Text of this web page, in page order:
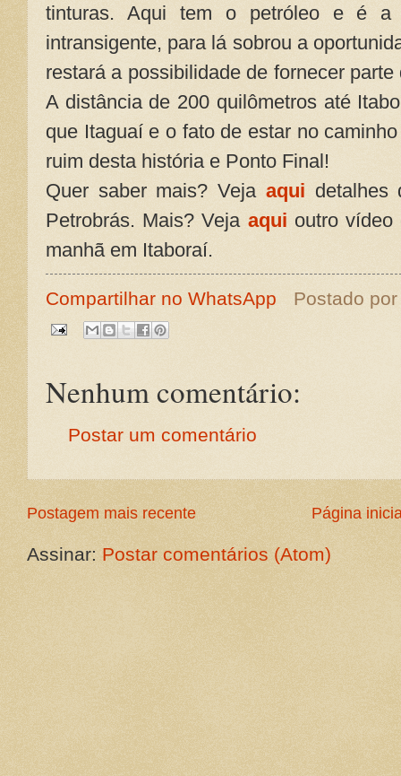
tinturas. Aqui tem o petróleo e é a
intransigente, para lá sobrou a
restará a possibilidade de fornecer
A distância de 200 quilômetros até
que Itaguaí e o fato de estar no
ruim desta história e Ponto Final!
Quer saber mais? Veja aqui detalhes
Petrobrás. Mais? Veja aqui outro vídeo
manhã em Itaboraí.
Compartilhar no WhatsApp Postado
Nenhum comentário:
Postar um comentário
Postagem mais recente Página
Assinar: Postar comentários (Atom)